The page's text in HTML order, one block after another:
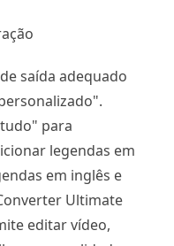
saída adequado
para
legendas em
em inglês e
Ultimate
editar vídeo,